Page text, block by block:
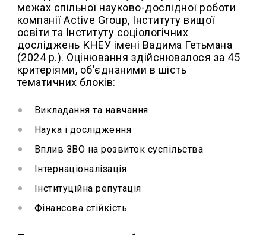
межах спільної науково-дослідної роботи
компанії Active Group, Інституту вищої
освіти та Інституту соціологічних
досліджень КНЕУ імені Вадима Гетьмана
(2024 р.). Оцінювання здійснювалося за 45
критеріями, об’єднаними в шість
тематичних блоків:
Викладання та навчання
Наука і дослідження
Вплив ЗВО на розвиток суспільства
Інтернаціоналізація
Інституційна репутація
Фінансова стійкість